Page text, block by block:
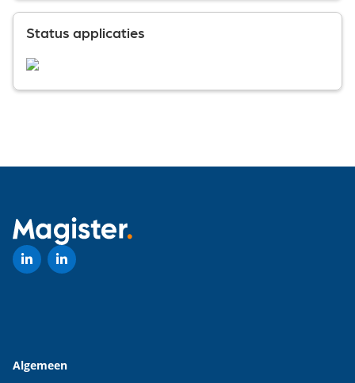
Status applicaties
Algemeen